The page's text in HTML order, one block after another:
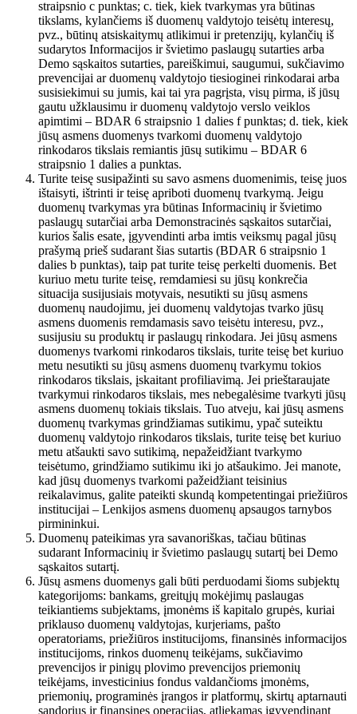
straipsnio c punktas; c. tiek, kiek tvarkymas yra būtinas
tikslams, kylančiems iš duomenų valdytojo teisėtų interesų,
pvz., būtinų atsiskaitymų atlikimui ir pretenzijų, kylančių iš
sudarytos Informacijos ir švietimo paslaugų sutarties arba
Demo sąskaitos sutarties, pareiškimui, saugumui, sukčiavimo
prevencijai ar duomenų valdytojo tiesioginei rinkodarai arba
susisiekimui su jumis, kai tai yra pagrįsta, visų pirma, iš jūsų
gautu užklausimu ir duomenų valdytojo verslo veiklos
apimtimi – BDAR 6 straipsnio 1 dalies f punktas; d. tiek, kiek
jūsų asmens duomenys tvarkomi duomenų valdytojo
rinkodaros tikslais remiantis jūsų sutikimu – BDAR 6
straipsnio 1 dalies a punktas.
Turite teisę susipažinti su savo asmens duomenimis, teisę juos
ištaisyti, ištrinti ir teisę apriboti duomenų tvarkymą. Jeigu
duomenų tvarkymas yra būtinas Informacinių ir švietimo
paslaugų sutarčiai arba Demonstracinės sąskaitos sutarčiai,
kurios šalis esate, įgyvendinti arba imtis veiksmų pagal jūsų
prašymą prieš sudarant šias sutartis (BDAR 6 straipsnio 1
dalies b punktas), taip pat turite teisę perkelti duomenis. Bet
kuriuo metu turite teisę, remdamiesi su jūsų konkrečia
situacija susijusiais motyvais, nesutikti su jūsų asmens
duomenų naudojimu, jei duomenų valdytojas tvarko jūsų
asmens duomenis remdamasis savo teisėtu interesu, pvz.,
susijusiu su produktų ir paslaugų rinkodara. Jei jūsų asmens
duomenys tvarkomi rinkodaros tikslais, turite teisę bet kuriuo
metu nesutikti su jūsų asmens duomenų tvarkymu tokios
rinkodaros tikslais, įskaitant profiliavimą. Jei prieštaraujate
tvarkymui rinkodaros tikslais, mes nebegalėsime tvarkyti jūsų
asmens duomenų tokiais tikslais. Tuo atveju, kai jūsų asmens
duomenų tvarkymas grindžiamas sutikimu, ypač suteiktu
duomenų valdytojo rinkodaros tikslais, turite teisę bet kuriuo
metu atšaukti savo sutikimą, nepažeidžiant tvarkymo
teisėtumo, grindžiamo sutikimu iki jo atšaukimo. Jei manote,
kad jūsų duomenys tvarkomi pažeidžiant teisinius
reikalavimus, galite pateikti skundą kompetentingai priežiūros
institucijai – Lenkijos asmens duomenų apsaugos tarnybos
pirmininkui.
Duomenų pateikimas yra savanoriškas, tačiau būtinas
sudarant Informacinių ir švietimo paslaugų sutartį bei Demo
sąskaitos sutartį.
Jūsų asmens duomenys gali būti perduodami šioms subjektų
kategorijoms: bankams, greitųjų mokėjimų paslaugas
teikiantiems subjektams, įmonėms iš kapitalo grupės, kuriai
priklauso duomenų valdytojas, kurjeriams, pašto
operatoriams, priežiūros institucijoms, finansinės informacijos
institucijoms, rinkos duomenų teikėjams, sukčiavimo
prevencijos ir pinigų plovimo prevencijos priemonių
teikėjams, investicinius fondus valdančioms įmonėms,
priemonių, programinės įrangos ir platformų, skirtų aptarnauti
sandorius ir finansines operacijas, atliekamas įgyvendinant